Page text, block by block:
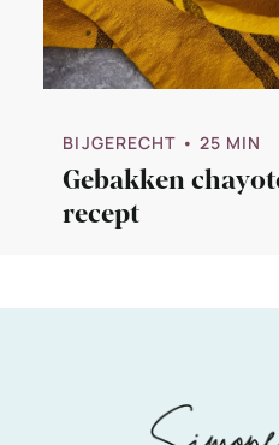
BIJGERECHT • 25 MIN
Gebakken
recept